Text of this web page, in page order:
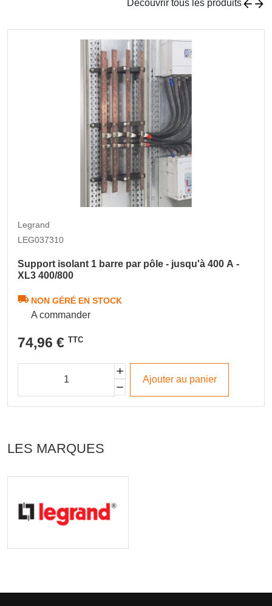
Découvrir tous les produits
Legrand
LEG037310
Support isolant 1 barre par pôle - jusqu'à 400 A -
XL3 400/800
NON GÉRÉ EN STOCK
A commander
74,96 € TTC
Ajouter au panier
LES MARQUES